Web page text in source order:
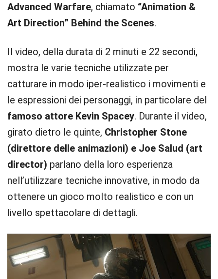
Advanced Warfare, chiamato “Animation &
Art Direction” Behind the Scenes.
Il video, della durata di 2 minuti e 22 secondi,
mostra le varie tecniche utilizzate per
catturare in modo iper-realistico i movimenti e
le espressioni dei personaggi, in particolare del
famoso attore Kevin Spacey. Durante il video,
girato dietro le quinte, Christopher Stone
(direttore delle animazioni) e Joe Salud (art
director) parlano della loro esperienza
nell’utilizzare tecniche innovative, in modo da
ottenere un gioco molto realistico e con un
livello spettacolare di dettagli.